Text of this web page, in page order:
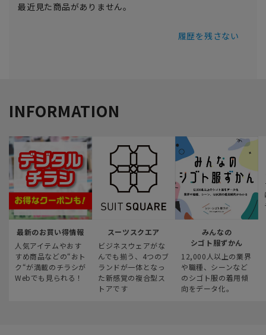
最近見た商品がありません。
履歴を残さない
INFORMATION
最新のお買い得情報
人気アイテムやおす
すめ商品などの“おト
ク“が満載のチラシが
Webでも見られる！
スーツスクエア
ビジネスウェアがな
んでも揃う、4つのブ
ランドが一体となっ
た新感覚の複合型ス
トアです
みんなの
シゴト服ずかん
12,000人以上の業界
や職種、シーンなど
のシゴト服の着用傾
向をデータ化。